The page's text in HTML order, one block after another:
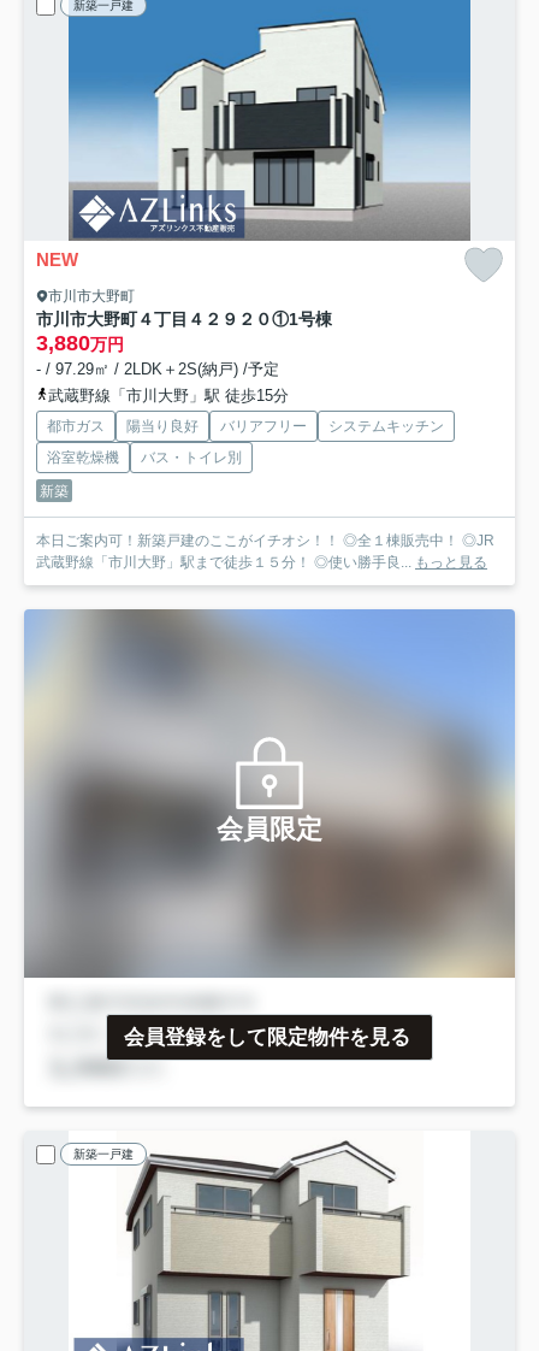
新築一戸建
NEW
市川市大野町
市川市大野町４丁目４２９２０①1号棟
3,880万円
- / 97.29㎡ / 2LDK＋2S(納戸) /予定
武蔵野線「市川大野」駅 徒歩15分
都市ガス 陽当り良好 バリアフリー
システムキッチン
浴室乾燥機
バス・トイレ別
新築
本日ご案内可！新築戸建のここがイチオシ！！ ◎全１棟販売中！ ◎JR
武蔵野線「市川大野」駅まで徒歩１５分！ ◎使い勝手良...
もっと見る
会員限定
会員登録をして限定物件を見る
新築一戸建